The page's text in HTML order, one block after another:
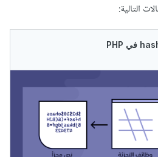
التالية: